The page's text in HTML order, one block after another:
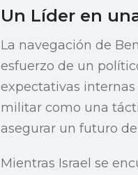
Un Líder en
La navegación de
esfuerzo de un
expectativas
militar como una
asegurar un futuro
Mientras Israel se